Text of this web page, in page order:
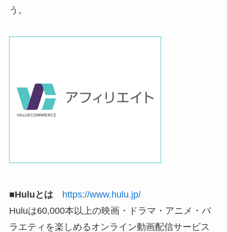
う。
■Huluとは
https://www.hulu.jp/
Huluは60,000本以上の映画・ドラマ・アニメ・バ
ラエティを楽しめるオンライン動画配信サービス